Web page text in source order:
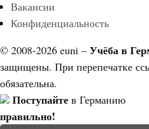
Вакансии
Конфиденциальность
© 2008-2026 euni – Учёба в
защищены. При перепечатке
обязательна.
Поступайте в Германию
правильно!